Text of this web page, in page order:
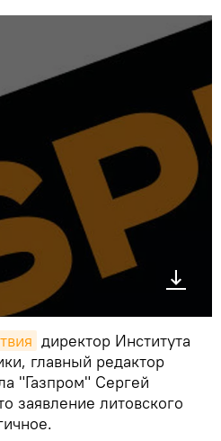
директор Института
главный редактор
"Газпром" Сергей
заявление литовского